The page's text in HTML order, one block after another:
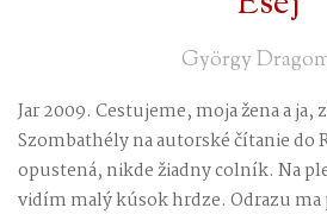
György
Jar 2009. Cestujeme, moja žena a ja,
Szombathély na autorské čítanie do
opustená, nikde žiadny colník. Na
vidím malý kúsok hrdze. Odrazu